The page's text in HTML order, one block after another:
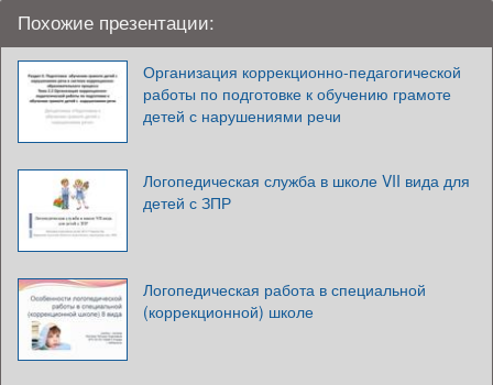
Похожие презентации:
Организация коррекционно-педагогической
работы по подготовке к обучению грамоте
детей с нарушениями речи
Логопедическая служба в школе VII вида для
детей с ЗПР
Логопедическая работа в специальной
(коррекционной) школе